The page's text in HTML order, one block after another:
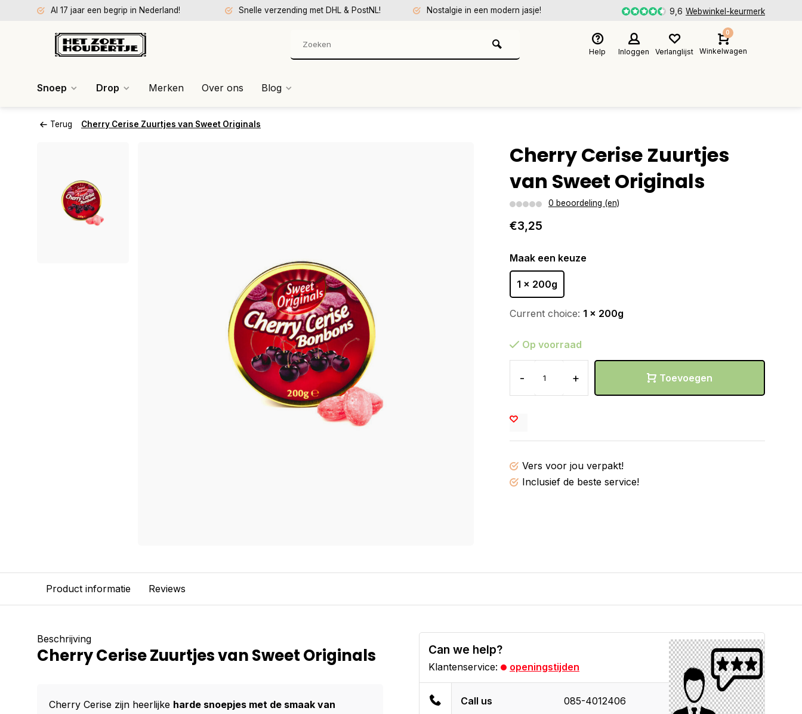
Al 17 jaar een begrip in Nederland! Snelle verzending met DHL & PostNL! Nostalgie in een modern jasje! 9,6 Webwinkel-keurmerk
Help Inloggen Verlanglijst
0
Winkelwagen
Snoep Drop Merken Over ons Blog
Terug Cherry Cerise Zuurtjes van Sweet Originals
Cherry Cerise Zuurtjes
van Sweet Originals
0 beoordeling (en)
€3,25
Maak een keuze
1 x 200g
Current choice: 1 x 200g
Op voorraad
- + Toevoegen
Vers voor jou verpakt!
Inclusief de beste service!
Product informatie Reviews
Beschrijving
Cherry Cerise Zuurtjes van Sweet Originals
Cherry Cerise zijn heerlijke harde snoepjes met de smaak van
Can we help?
Klantenservice: openingstijden
Call us 085-4012406